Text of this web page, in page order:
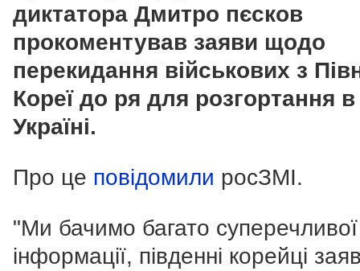
диктатора Дмитро пєсков
прокоментував заяви щодо
перекидання військових з
Кореї до ря для розгортання в
Україні.
Про це повідомили росЗМІ.
"Ми бачимо багато суперечливої
інформації, південні корейці